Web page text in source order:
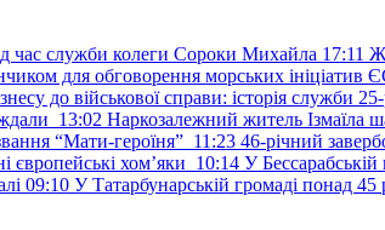
час служби колеги Сороки Михайла 17:11
для обговорення морських ініціатив
до військової справи: історія служби
13:02 Наркозалежний житель Ізмаїла
“Мати-героїня” 11:23 46-річний
європейські хом’яки 10:14 У
09:10 У Татарбунарській громаді понад